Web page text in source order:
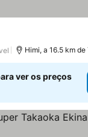
preços
Himi, a 16.5 km de
ver os preços